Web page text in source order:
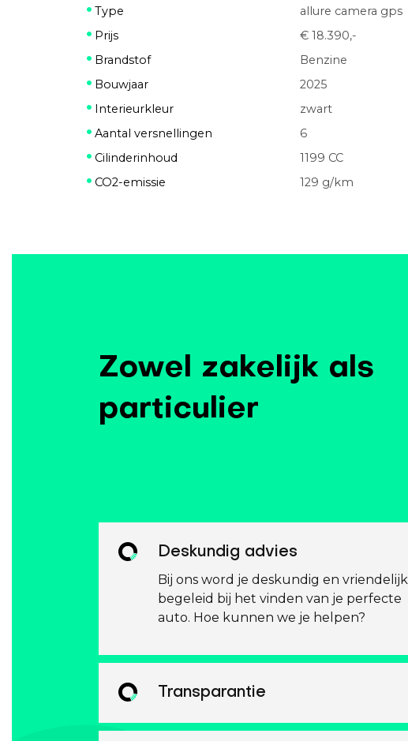
Type
allure camera gps
Prijs
€ 18.390,-
Brandstof
Benzine
Bouwjaar
2025
Interieurkleur
zwart
Aantal versnellingen
6
Cilinderinhoud
1199 CC
CO2-emissie
129 g/km
Zowel zakelijk als
particulier
Deskundig advies
Bij ons word je deskundig en vriendelijk
begeleid bij het vinden van je perfecte
auto. Hoe kunnen we je helpen?
Transparantie